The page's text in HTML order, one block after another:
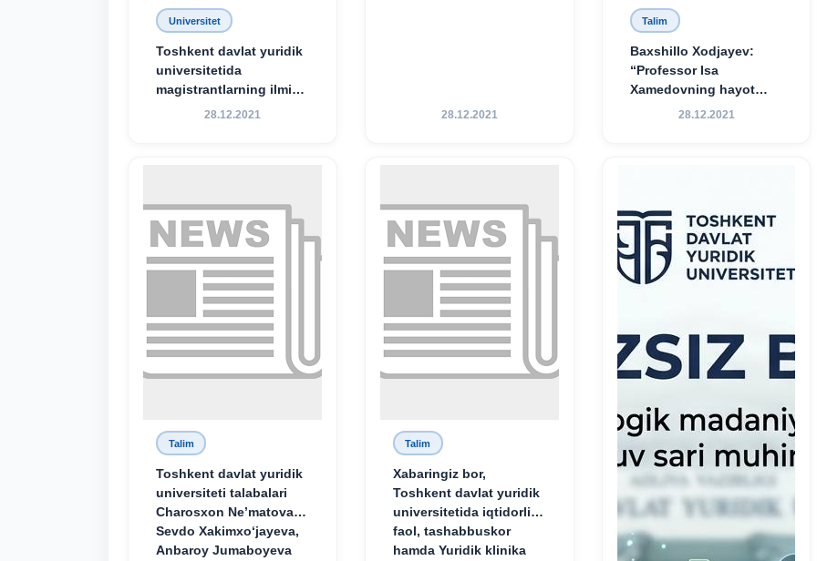
Universitet
Toshkent davlat yuridik
universitetida
magistrantlarning ilmiy-
amaliy konferensiyasi
28.12.2021 28.12.2021
Talim
Baxshillo Xodjayev:
“Professor Isa
Xamedovning hayot
yo‘li — ilm-fanga,
28.12.2021
Talim
Toshkent davlat yuridik
universiteti talabalari
Charosxon Ne’matova,
Sevdo Xakimxo‘jayeva,
Anbaroy Jumaboyeva
Talim
Xabaringiz bor,
Toshkent davlat yuridik
universitetida iqtidorli,
faol, tashabbuskor
hamda Yuridik klinika